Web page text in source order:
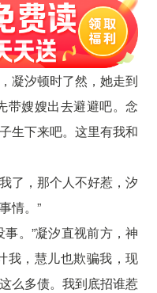
凝汐顿时了然，她走到
带嫂嫂出去避避吧。念
生下来吧。这里有我和
了，那个人不好惹，汐
情。”
。”凝汐直视前方，神
我，慧儿也欺骗我，现
么多债。我到底招谁惹